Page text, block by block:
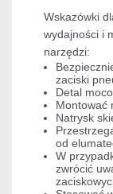
Wskazówki
wydajności i
narzędzi:
zaciski
Detal
Montować
Natrysk
od
W
zwrócić